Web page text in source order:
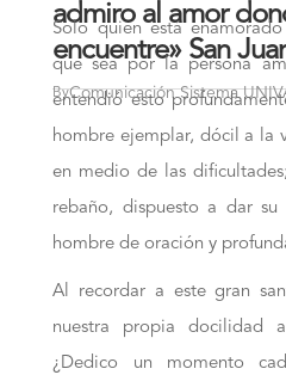
admiro al amor
encuentre» San
ByComunicación Sistema
Solo quien está
que sea por la persona
entendió esto
hombre ejemplar, dócil a la
en medio de las
rebaño, dispuesto a dar
hombre de oración y
Al recordar a este gran
nuestra propia docilidad
¿Dedico un momento